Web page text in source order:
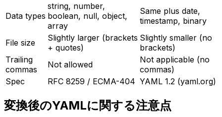
Data types
string, number,
boolean, null, object,
array
Same plus date,
timestamp, binary
File size
Slightly larger (brackets
+ quotes)
Slightly smaller (no
brackets)
Trailing
commas
Not allowed
Not applicable (no
commas)
Spec
RFC 8259 / ECMA-404 YAML 1.2 (yaml.org)
変換後のYAMLに関する注意点